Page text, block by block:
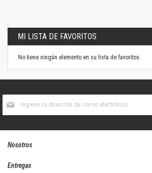
MI LISTA DE FAVORITOS
No tiene ningún elemento en su lista de favoritos.
boletín
Nosotros
Entregas